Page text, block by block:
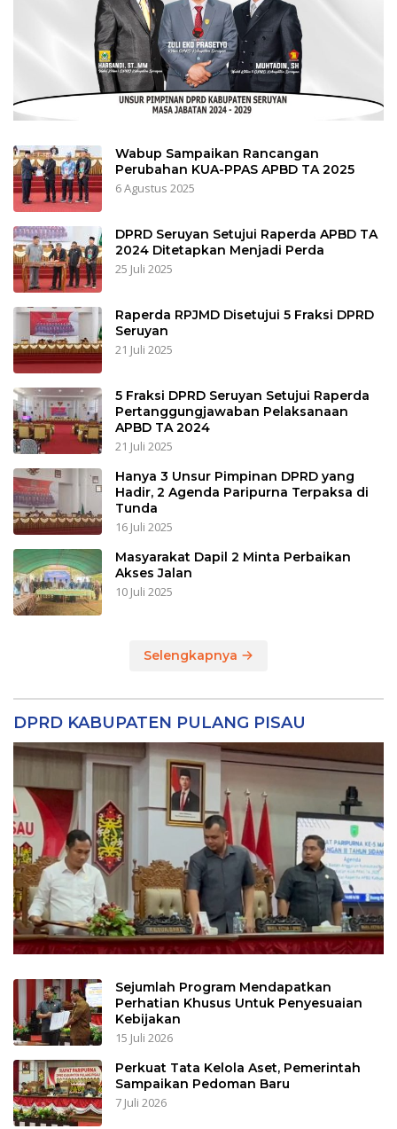
Wabup Sampaikan Rancangan
Perubahan KUA-PPAS APBD TA 2025
6 Agustus 2025
DPRD Seruyan Setujui Raperda APBD TA
2024 Ditetapkan Menjadi Perda
25 Juli 2025
Raperda RPJMD Disetujui 5 Fraksi DPRD
Seruyan
21 Juli 2025
5 Fraksi DPRD Seruyan Setujui Raperda
Pertanggungjawaban Pelaksanaan
APBD TA 2024
21 Juli 2025
Hanya 3 Unsur Pimpinan DPRD yang
Hadir, 2 Agenda Paripurna Terpaksa di
Tunda
16 Juli 2025
Masyarakat Dapil 2 Minta Perbaikan
Akses Jalan
10 Juli 2025
Selengkapnya
DPRD KABUPATEN PULANG PISAU
Sejumlah Program Mendapatkan
Perhatian Khusus Untuk Penyesuaian
Kebijakan
15 Juli 2026
Perkuat Tata Kelola Aset, Pemerintah
Sampaikan Pedoman Baru
7 Juli 2026